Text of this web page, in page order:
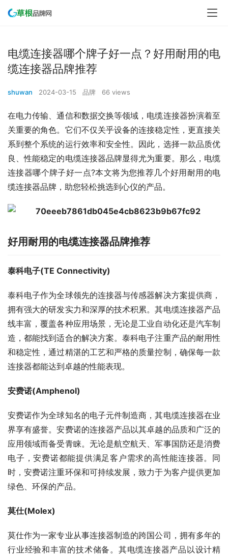
电缆连接器哪个牌子好一点？好用耐用的电
缆连接器品牌推荐
shuwan 2024-03-15 品牌 66 views
在电力传输、通信和数据交换等领域，电缆连接器扮演着至
关重要的角色。它们不仅关乎设备的连接稳定性，更直接关
系到整个系统的运行效率和安全性。因此，选择一款品质优
良、性能稳定的电缆连接器品牌显得尤为重要。那么，电缆
连接器哪个牌子好一点?本文将为您推荐几个好用耐用的电
缆连接器品牌，助您轻松挑选到心仪的产品。
好用耐用的电缆连接器品牌推荐
泰科电子(TE Connectivity)
泰科电子作为全球领先的连接器与传感器解决方案提供商，
拥有强大的研发实力和深厚的技术积累。其电缆连接器产品
线丰富，覆盖各种应用场景，无论是工业自动化还是汽车制
造，都能找到适合的解决方案。泰科电子注重产品的耐用性
和稳定性，通过精湛的工艺和严格的质量控制，确保每一款
连接器都能达到卓越的性能表现。
安费诺(Amphenol)
安费诺作为全球知名的电子元件制造商，其电缆连接器在业
界享有盛誉。安费诺的连接器产品以其卓越的品质和广泛的
应用领域而备受青睐。无论是航空航天、军事国防还是消费
电子，安费诺都能提供满足客户需求的高性能连接器。同
时，安费诺注重环保和可持续发展，致力于为客户提供更加
绿色、环保的产品。
莫仕(Molex)
莫仕作为一家专业从事连接器制造的跨国公司，拥有多年的
行业经验和丰富的技术储备。其电缆连接器产品以设计精